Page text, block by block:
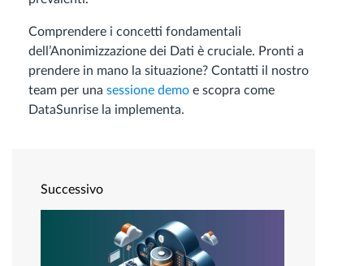
Comprendere i concetti fondamentali
dell’Anonimizzazione dei Dati è cruciale. Pronti a
prendere in mano la situazione? Contatti il nostro
team per una sessione demo e scopra come
DataSunrise la implementa.
Successivo